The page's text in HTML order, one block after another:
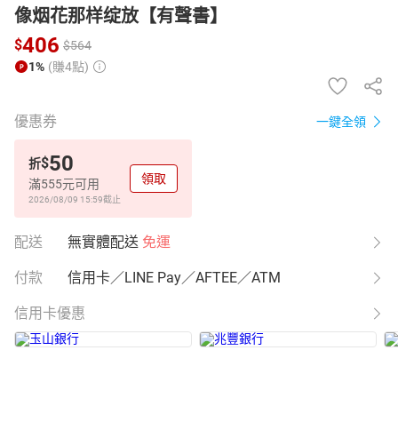
像烟花那样绽放【有聲書】
$406 $564
1% (賺4點)
優惠券 一鍵全領
折$50
滿555元可用
2026/08/09 15:59截止
領取
配送 無實體配送 免運
付款 信用卡／LINE Pay／AFTEE／ATM
信用卡優惠